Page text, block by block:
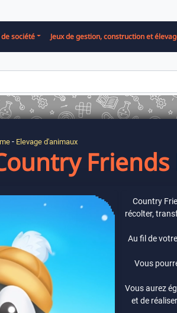
de société Jeux de gestion, construction et
- Elevage d'animaux
Country
récolter,
Au fil de
Vous
Vous aurez
et de